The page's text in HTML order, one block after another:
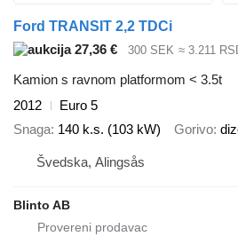
Ford TRANSIT 2,2 TDCi
27,36 €
300 SEK ≈ 3.211
Kamion s ravnom platformom < 3.5t
2012
Euro 5
Snaga 140 k.s. (103 kW) Gorivo
Švedska, Alingsås
Blinto AB